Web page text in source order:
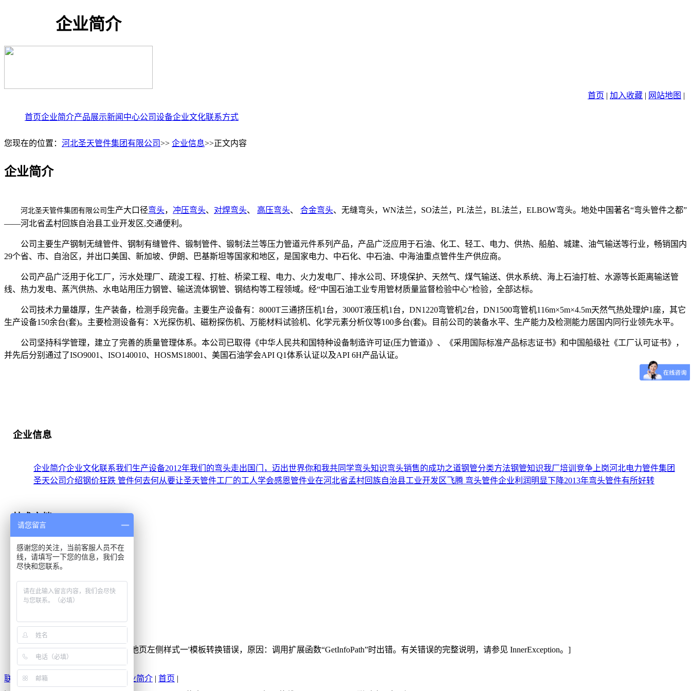
企业简介
首页 | 加入收藏 | 网站地图 |
首页企业简介产品展示新闻中心公司设备企业文化联系方式
您现在的位置： 河北圣天管件集团有限公司>> 企业信息>>正文内容
企业简介
河北圣天管件集团有限公司 生产大口径弯头， 冲压弯头、 对焊弯头、 高压弯头、 合金弯头、无缝弯头，WN法兰，SO法兰，PL法兰，BL法兰，ELBOW弯头。地处中国著名“弯头管件之都”
——河北省孟村回族自治县工业开发区,交通便利。
公司主要生产钢制无缝管件、钢制有缝管件、锻制管件、锻制法兰等压力管道元件系列产品，产品广泛应用于石油、化工、轻工、电力、供热、船舶、城建、油气输送等行业，畅销国内
29个省、市、自治区，并出口美国、新加坡、伊朗、巴基斯坦等国家和地区，是国家电力、中石化、中石油、中海油重点管件生产供应商。
公司产品广泛用于化工厂，污水处理厂、疏浚工程、打桩、桥梁工程、电力、火力发电厂、排水公司、环境保护、天然气、煤气输送、供水系统、海上石油打桩、水源等长距离输送管
线、热力发电、蒸汽供热、水电站用压力钢管、输送流体钢管、钢结构等工程领域。经“中国石油工业专用管材质量监督检验中心”检验，全部达标。
公司技术力量雄厚，生产装备，检测手段完备。主要生产设备有：8000T三通挤压机1台，3000T液压机1台，DN1220弯管机2台，DN1500弯管机116m×5m×4.5m天然气热处理炉1座，其它
生产设备150余台(套)。主要检测设备有：X光探伤机、磁粉探伤机、万能材料试验机、化学元素分析仪等100多台(套)。目前公司的装备水平、生产能力及检测能力居国内同行业领先水平。
公司坚持科学管理，建立了完善的质量管理体系。本公司已取得《中华人民共和国特种设备制造许可证(压力管道)》、《采用国际标准产品标志证书》和中国船级社《工厂认可证书》，
并先后分别通过了ISO9001、ISO140010、HOSMS18001、美国石油学会API Q1体系认证以及API 6H产品认证。
企业信息
企业简介企业文化联系我们 生产设备2012年我们的弯头走出国门，迈出世界你和我共同学弯头知识弯头销售的成功之道钢管分类方法钢管知识我厂培训竞争上岗河北电力管件集团
圣天公司介绍钢价狂跌 管件何去何从要让圣天管件工厂的工人学会感恩管件业在河北省孟村回族自治县工业开发区飞腾 弯头管件企业利润明显下降2013年弯头管件有所好转
技术文档
弯头制造标准
不锈钢法兰的保养
不锈钢法兰的快化工艺
碳钢法兰的优势
采购指南
[err:数据源标签'通用信息列表_其他页左侧样式一'模板转换错误，原因：调用扩展函数“GetInfoPath”时出错。有关错误的完整说明，请参见 InnerException。]
联系我们|新闻中心 企业简介 | 首页 |
请您留言
感谢您的关注，当前客服人员不在
线，请填写一下您的信息，我们会
尽快和您联系。